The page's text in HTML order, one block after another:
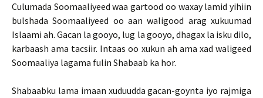
Culumada Soomaaliyeed waa gartood oo waxay lamid yihiin
bulshada Soomaaliyeed oo aan waligood arag xukuumad
Islaami ah. Gacan la gooyo, lug la gooyo, dhagax la isku dilo,
karbaash ama tacsiir. Intaas oo xukun ah ama xad waligeed
Soomaaliya lagama fulin Shabaab ka hor.
Shabaabku lama imaan xuduudda gacan-goynta iyo rajmiga